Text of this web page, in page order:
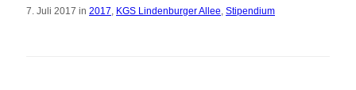
7. Juli 2017 in 2017 KGS Lindenburger Allee Stipendium